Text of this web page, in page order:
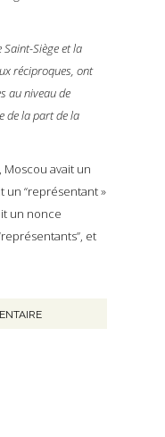
Saint-Siège et la
réciproques, ont
au niveau de
de la part de la
Moscou avait un
un “représentant »
un nonce
et